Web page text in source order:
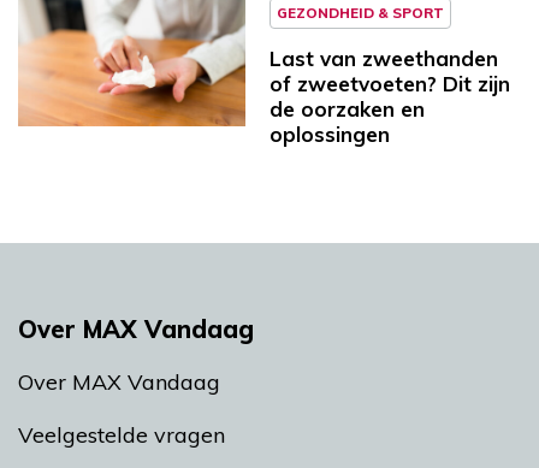
GEZONDHEID & SPORT
Last van zweethanden
of zweetvoeten? Dit zijn
de oorzaken en
oplossingen
Over MAX Vandaag
Over MAX Vandaag
Veelgestelde vragen